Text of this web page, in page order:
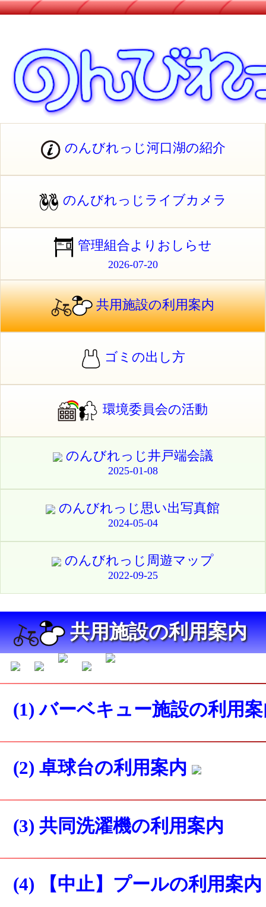
のんびれっじ河口湖の紹介
のんびれっじライブカメラ
管理組合よりおしらせ
2026-07-20
共用施設の利用案内
ゴミの出し方
環境委員会の活動
のんびれっじ井戸端会議
2025-01-08
のんびれっじ思い出写真館
2024-05-04
のんびれっじ周遊マップ
2022-09-25
共用施設の利用案内
(1) バーベキュー施設の利用
(2) 卓球台の利用案内
(3) 共同洗濯機の利用案内
(4) 【中止】プールの利用案内